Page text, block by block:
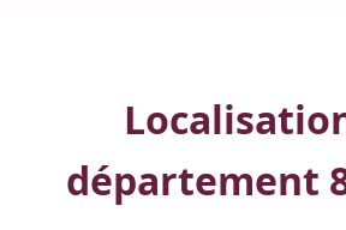
département